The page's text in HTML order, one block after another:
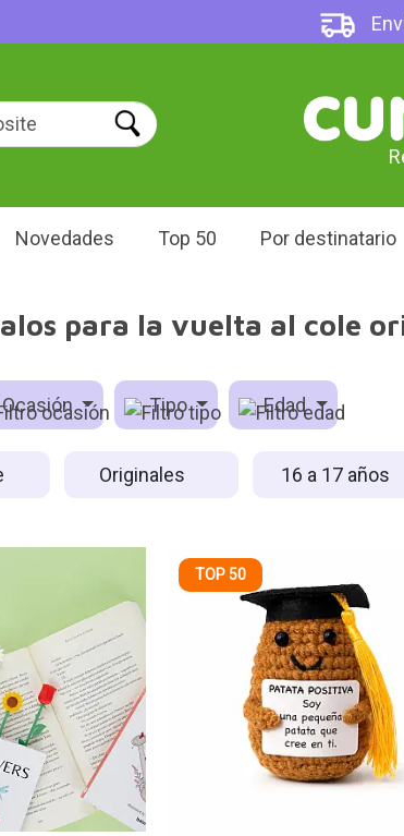
Novedades Top 50 Por destinatario
para la vuelta al cole
Tipo Edad
Originales 16 a 17 años
TOP 50